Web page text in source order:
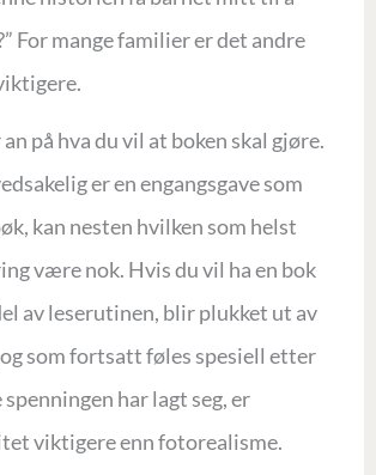
For mange familier er det andre
på hva du vil at boken skal gjøre.
er en engangsgave som
kan nesten hvilken som helst
være nok. Hvis du vil ha en bok
av leserutinen, blir plukket ut av
som fortsatt føles spesiell etter
har lagt seg, er
viktigere enn fotorealisme.